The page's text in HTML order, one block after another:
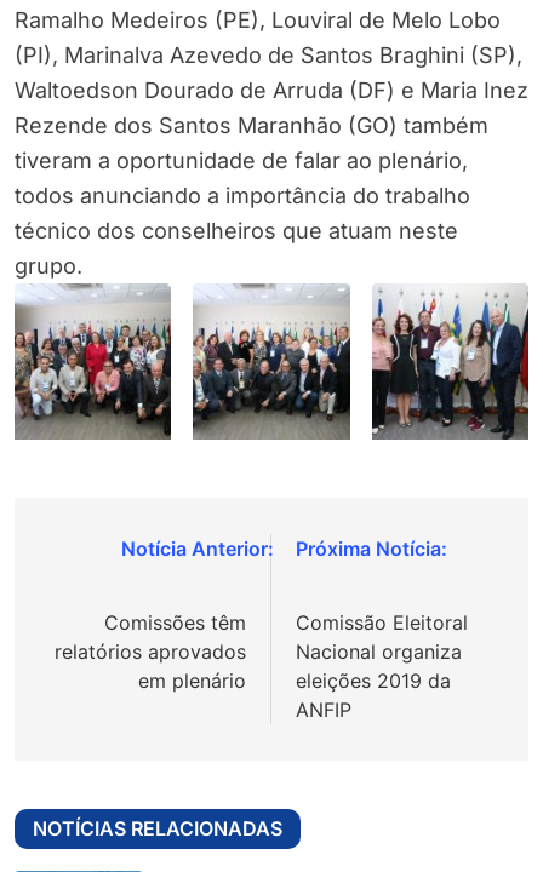
Ramalho Medeiros (PE), Louviral de Melo Lobo
(PI), Marinalva Azevedo de Santos Braghini (SP),
Waltoedson Dourado de Arruda (DF) e Maria Inez
Rezende dos Santos Maranhão (GO) também
tiveram a oportunidade de falar ao plenário,
todos anunciando a importância do trabalho
técnico dos conselheiros que atuam neste
grupo.
Navegação
Post
Comissões têm
relatórios aprovados
em plenário
Comissão Eleitoral
Nacional organiza
eleições 2019 da
ANFIP
NOTÍCIAS RELACIONADAS